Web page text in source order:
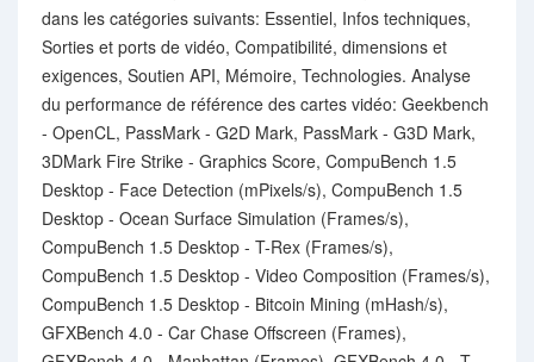
dans les catégories suivants: Essentiel, Infos techniques,
Sorties et ports de vidéo, Compatibilité, dimensions et
exigences, Soutien API, Mémoire, Technologies. Analyse
du performance de référence des cartes vidéo: Geekbench
- OpenCL, PassMark - G2D Mark, PassMark - G3D Mark,
3DMark Fire Strike - Graphics Score, CompuBench 1.5
Desktop - Face Detection (mPixels/s), CompuBench 1.5
Desktop - Ocean Surface Simulation (Frames/s),
CompuBench 1.5 Desktop - T-Rex (Frames/s),
CompuBench 1.5 Desktop - Video Composition (Frames/s),
CompuBench 1.5 Desktop - Bitcoin Mining (mHash/s),
GFXBench 4.0 - Car Chase Offscreen (Frames),